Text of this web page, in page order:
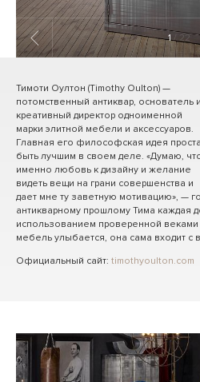
1/ 22
Тимоти Оултон (Timothy Oulton) —
потомственный антиквар, основатель и
креативный директор одноименной
марки элитной мебели и аксессуаров.
Главная его философская идея
быть лучшим в своем деле. «Думаю,
именно любовь к дизайну и желание
видеть вещи на грани совершенства и
дает мне ту заветную мотивацию», —
антикварному прошлому Тима каждая
использованием проверенной веками
мебель улыбается, она сама входит с
Официальный сайт: timothyoulton.com